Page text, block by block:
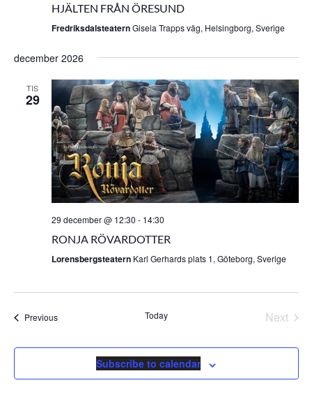
HJÄLTEN FRÅN ÖRESUND
FredriksdalsteaternGisela Trapps väg, Helsingborg, Sverige
december 2026
TIS
29
29 december @ 12:30 - 14:30
RONJA RÖVARDOTTER
Lorensbergsteatern Karl Gerhards plats 1, Göteborg, Sverige
PreviousEvents Today Next
Subscribe to calendar